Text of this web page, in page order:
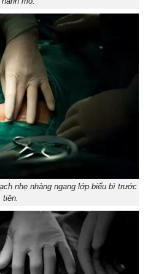
nhẹ nhàng ngang lớp biểu bì trước
tiên.